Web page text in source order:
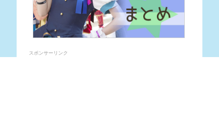
スポンサーリンク